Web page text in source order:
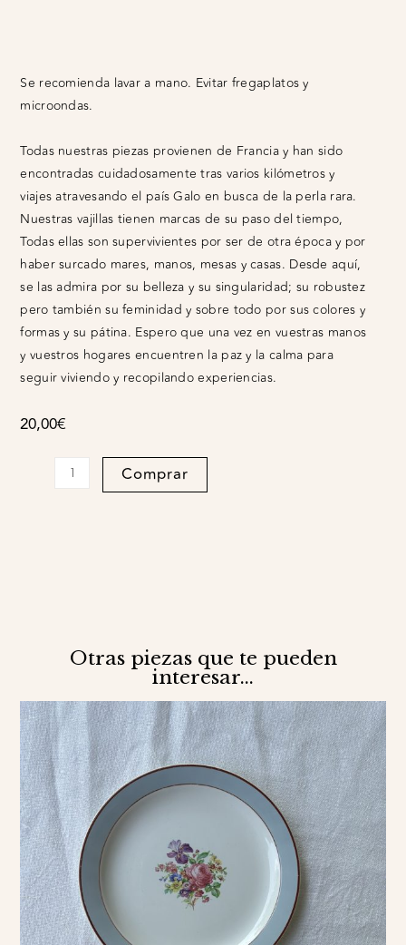
Se recomienda lavar a mano. Evitar fregaplatos y
microondas.
Todas nuestras piezas provienen de Francia y han sido
encontradas cuidadosamente tras varios kilómetros y
viajes atravesando el país Galo en busca de la perla rara.
Nuestras vajillas tienen marcas de su paso del tiempo,
Todas ellas son supervivientes por ser de otra época y por
haber surcado mares, manos, mesas y casas. Desde aquí,
se las admira por su belleza y su singularidad; su robustez
pero también su feminidad y sobre todo por sus colores y
formas y su pátina. Espero que una vez en vuestras manos
y vuestros hogares encuentren la paz y la calma para
seguir viviendo y recopilando experiencias.
20,00€
Comprar
Otras piezas que te pueden
interesar...